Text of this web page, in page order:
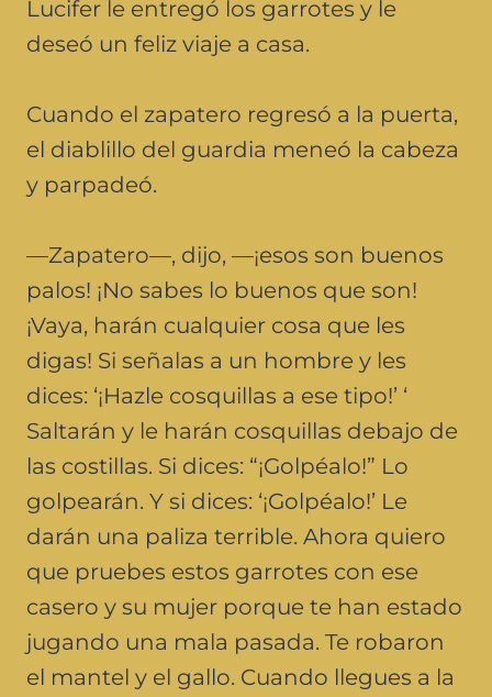
Lucifer le entregó los garrotes y le
deseó un feliz viaje a casa.
Cuando el zapatero regresó a la puerta,
el diablillo del guardia meneó la cabeza
y parpadeó.
—Zapatero—, dijo, —¡esos son buenos
palos! ¡No sabes lo buenos que son!
¡Vaya, harán cualquier cosa que les
digas! Si señalas a un hombre y les
dices: ‘¡Hazle cosquillas a ese tipo!’ ‘
Saltarán y le harán cosquillas debajo de
las costillas. Si dices: “¡Golpéalo!” Lo
golpearán. Y si dices: ‘¡Golpéalo!’ Le
darán una paliza terrible. Ahora quiero
que pruebes estos garrotes con ese
casero y su mujer porque te han estado
jugando una mala pasada. Te robaron
el mantel y el gallo. Cuando llegues a la